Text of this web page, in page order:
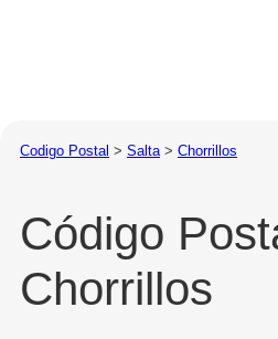
Codigo Postal > Salta > Chorrillos
Código
Chorrillos